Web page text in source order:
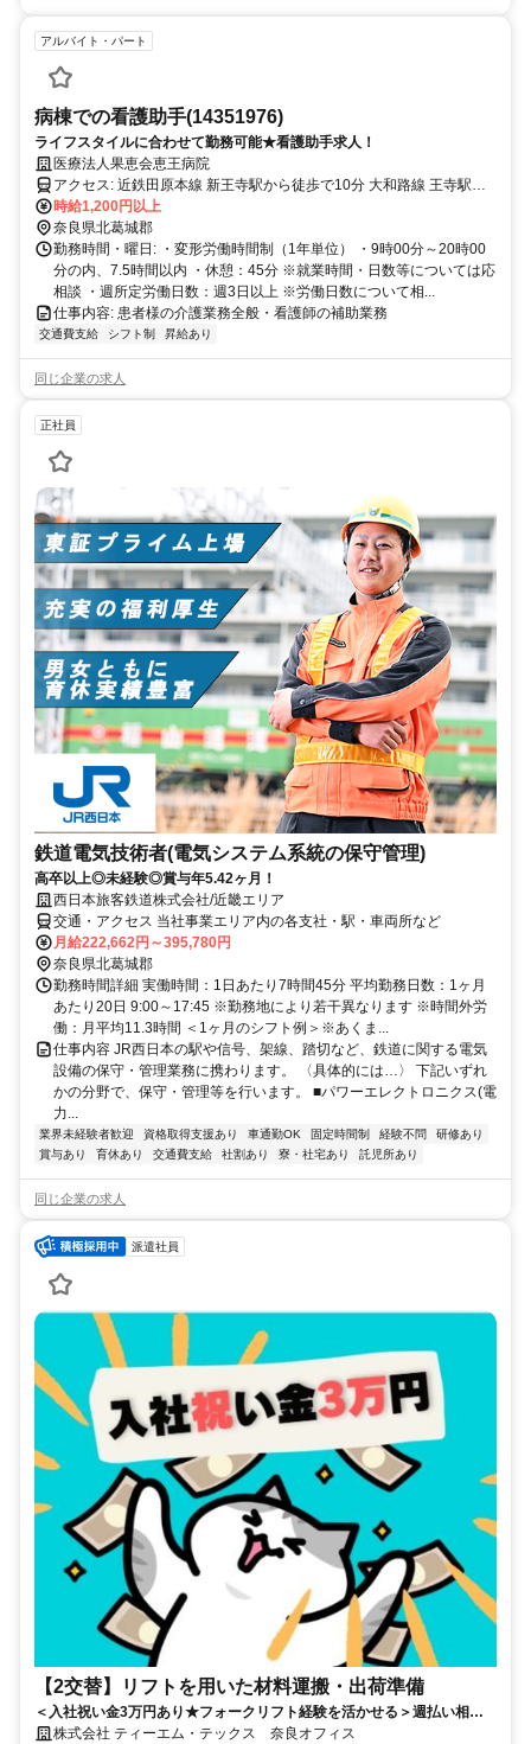
アルバイト・パート
病棟での看護助手(14351976)
ライフスタイルに合わせて勤務可能★看護助手求人！
医療法人果恵会恵王病院
アクセス: 近鉄田原本線 新王寺駅から徒歩で10分 大和路線 王寺駅か
ら徒歩で9分 JR和歌山線 王寺駅から徒歩で9分
時給1,200円以上
奈良県北葛城郡
勤務時間・曜日: ・変形労働時間制（1年単位） ・9時00分～20時00
分の内、7.5時間以内 ・休憩：45分 ※就業時間・日数等については応
相談 ・週所定労働日数：週3日以上 ※労働日数について相...
仕事内容: 患者様の介護業務全般・看護師の補助業務
交通費支給 シフト制 昇給あり
同じ企業の求人
正社員
鉄道電気技術者(電気システム系統の保守管理)
高卒以上◎未経験◎賞与年5.42ヶ月！
西日本旅客鉄道株式会社/近畿エリア
交通・アクセス 当社事業エリア内の各支社・駅・車両所など
月給222,662円～395,780円
奈良県北葛城郡
勤務時間詳細 実働時間：1日あたり7時間45分 平均勤務日数：1ヶ月
あたり20日 9:00～17:45 ※勤務地により若干異なります ※時間外労
働：月平均11.3時間 ＜1ヶ月のシフト例＞※あくま...
仕事内容 JR西日本の駅や信号、架線、踏切など、鉄道に関する電気
設備の保守・管理業務に携わります。 〈具体的には…〉 下記いずれ
かの分野で、保守・管理等を行います。 ■パワーエレクトロニクス(電
力...
業界未経験者歓迎 資格取得支援あり 車通勤OK 固定時間制 経験不問
研修あり
賞与あり
育休あり 交通費支給 社割あり 寮・社宅あり 託児所あり
同じ企業の求人
派遣社員
【2交替】リフトを用いた材料運搬・出荷準備
＜入社祝い金3万円あり★フォークリフト経験を活かせる＞週払い相談
OK！空調完備のキレイな職場で定着率も抜群◎正社員登用の実績もあ
株式会社 ティーエム・テックス 奈良オフィス